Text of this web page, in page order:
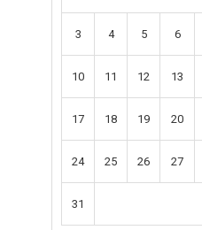
3 4 5 6
10 11 12 13
17 18 19 20
24 25 26 27
31